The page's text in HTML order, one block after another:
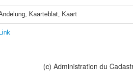
Kaarteblat, Kaart
Link
(c) Administration du